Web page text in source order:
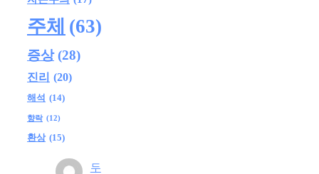
주체 (63)
증상 (28)
진리 (20)
해석 (14)
향락 (12)
환상 (15)
두